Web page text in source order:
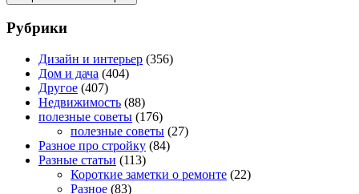
Рубрики
Дизайн и интерьер (356)
Дом и дача (404)
Другое (407)
Недвижимость (88)
полезные советы (176)
полезные советы (27)
Разное про стройку (84)
Разные статьи (113)
Короткие заметки о ремонте (22)
Разное (83)